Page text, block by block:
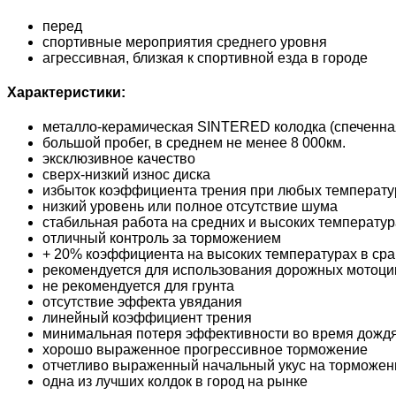
перед
спортивные мероприятия среднего уровня
агрессивная, близкая к спортивной езда в городе
Характеристики:
металло-керамическая SINTERED колодка
большой пробег, в среднем не менее 8 000км.
эксклюзивное качество
сверх-низкий износ диска
избыток коэффициента трения при любых
низкий уровень или полное отсутствие шума
стабильная работа на средних и высоких
отличный контроль за торможением
+ 20% коэффициента на высоких температурах в
рекомендуется для использования дорожных
не рекомендуется для грунта
отсутствие эффекта увядания
линейный коэффициент трения
минимальная потеря эффективности во время
хорошо выраженное прогрессивное торможение
отчетливо выраженный начальный укус на
одна из лучших колдок в город на рынке